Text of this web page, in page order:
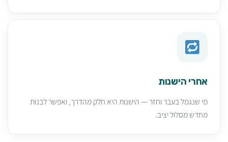
אחרי הישנות
מי שנגמל בעבר וחזר — הישנות היא חלק מהדרך, ואפשר לבנות
מחדש מסלול יציב.